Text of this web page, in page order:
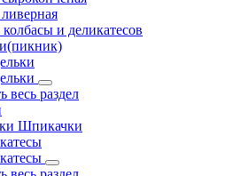
и деликатесов
весь раздел
Шпикачки